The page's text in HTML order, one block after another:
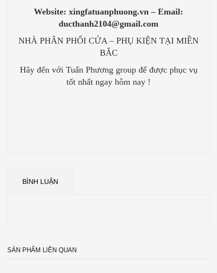
Website: xingfatuanphuong.vn – Email:
ducthanh2104@gmail.com
NHÀ PHÂN PHỐI CỬA – PHỤ KIỆN TẠI MIỀN
BẮC
Hãy đến với Tuấn Phương group để được phục vụ
tốt nhất ngay hôm nay !
BÌNH LUẬN
SẢN PHẨM LIÊN QUAN